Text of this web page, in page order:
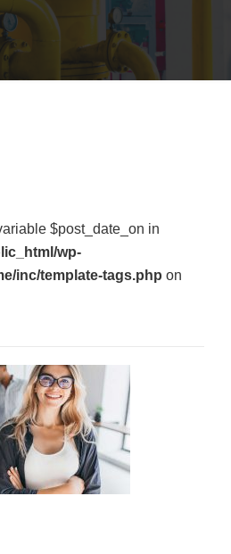
$post_date_on in
wp-
inc/template-tags.php on